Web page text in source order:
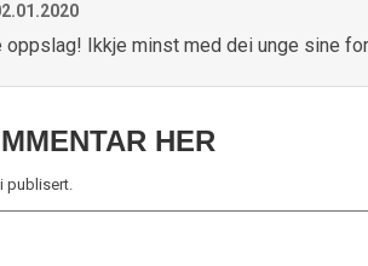
Ikkje minst med dei unge sine
HER
publisert.